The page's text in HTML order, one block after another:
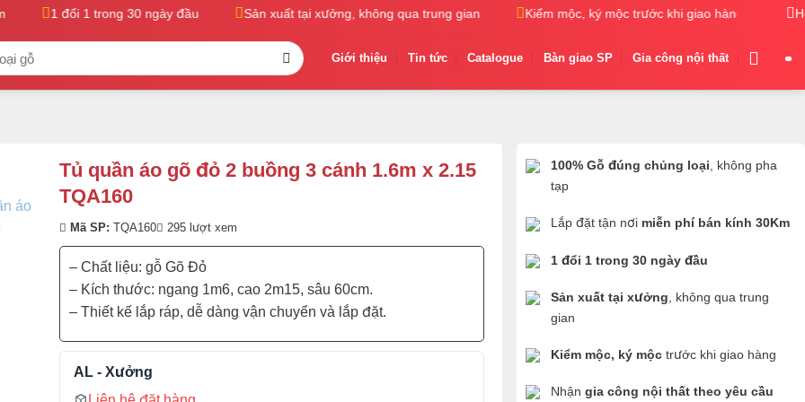
1 đổi 1 trong 30 ngày đầu Sản xuất tại xưởng, không qua trung gian Kiểm mộc, ký mộc trước khi giao hàng
Giới thiệu Tin tức Catalogue Bàn giao SP Gia công nội thất
100% Gỗ đúng chủng loại , không pha
tạp
Lắp đặt tận nơimiễn phí bán kính 30Km
1 đổi 1 trong 30 ngày đầu
Sản xuất tại xưởng , không qua trung
gian
Kiểm mộc, ký mộctrước khi giao hàng
Nhận gia công nội thất theo yêu cầu
Tủ quần áo gõ đỏ 2 buồng 3 cánh 1.6m x 2.15
TQA160
Mã SP: TQA160 295 lượt xem
– Chất liệu: gỗ Gõ Đỏ
– Kích thước: ngang 1m6, cao 2m15, sâu 60cm.
– Thiết kế lắp ráp, dễ dàng vận chuyển và lắp đặt.
AL - Xưởng